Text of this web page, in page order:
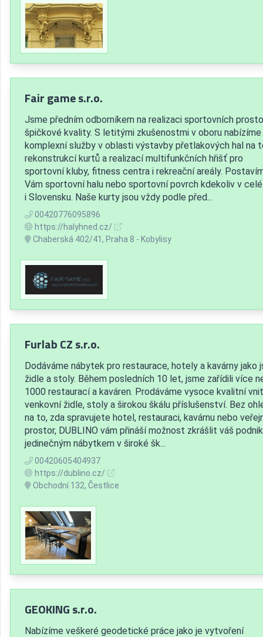
Fair game s.r.o.
Jsme předním odborníkem na realizaci sportovních
špičkové kvality. S letitými zkušenostmi v oboru nabízíme
komplexní služby v oblasti výstavby přetlakových hal na
rekonstrukcí kurtů a realizací multifunkčních hřišť pro
sportovní kluby, fitness centra i rekreační areály.
Vám sportovní halu nebo sportovní povrch kdekoliv v celé
i Slovensku. Naše kurty jsou vždy podle před...
00420776095896
https://halyhned.cz/
Chaberská 402/41, Praha 8 - Kobylisy
Furlab CZ s.r.o.
Dodáváme nábytek pro restaurace, hotely a kavárny jako
židle a stoly. Během posledních 10 let, jsme zařídili více
1000 restaurací a kaváren. Prodáváme vysoce kvalitní
venkovní židle, stoly a širokou škálu příslušenství. Bez
na to, zda spravujete hotel, restauraci, kavárnu nebo
prostor, DUBLINO vám přináší možnost zkrášlit váš podnik
jedinečným nábytkem v široké šk...
00420605404937
https://dublino.cz/
Obchodní 132, Čestlice
GEOKING s.r.o.
Nabízíme veškeré geodetické práce jako je vytvoření